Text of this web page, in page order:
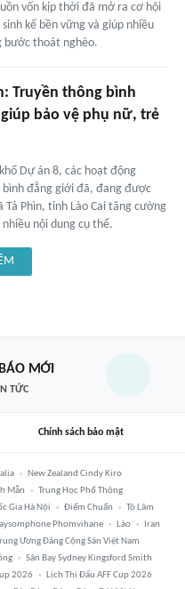
vốn kịp thời đã mở ra cơ hội
kế bền vững và giúp nhiều
bước thoát nghèo.
Truyền thông bình
bảo vệ phụ nữ, trẻ
Dự án 8, các hoạt động
đẳng giới đã, đang được
Tả Phìn, tỉnh Lào Cai tăng cường
nội dung cụ thể.
MỚI
TỨC
Chính sách bảo mật
New Zealand Cindy Kiro
Mẫn
Trung Học Phổ Thông
Gia Hà Nội Điểm Chuẩn
Tô Lâm
Phomvihane Lào
Iran
Ương Đảng Cộng Sản Việt Nam
Sân Bay Sydney Kingsford Smith
2026
Lịch Thi Đấu AFF Cup 2026